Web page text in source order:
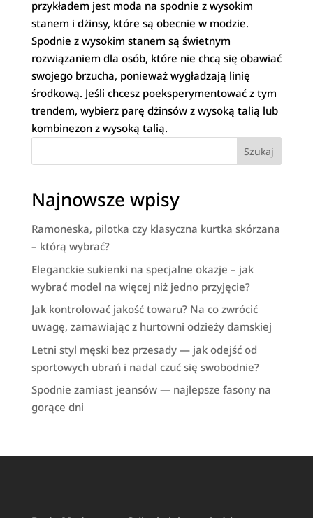
przykładem jest moda na spodnie z wysokim
stanem i dżinsy, które są obecnie w modzie.
Spodnie z wysokim stanem są świetnym
rozwiązaniem dla osób, które nie chcą się obawiać
swojego brzucha, ponieważ wygładzają linię
środkową. Jeśli chcesz poeksperymentować z tym
trendem, wybierz parę dżinsów z wysoką talią lub
kombinezon z wysoką talią.
Szukaj
Najnowsze wpisy
Ramoneska, pilotka czy klasyczna kurtka skórzana
– którą wybrać?
Eleganckie sukienki na specjalne okazje – jak
wybrać model na więcej niż jedno przyjęcie?
Jak kontrolować jakość towaru? Na co zwrócić
uwagę, zamawiając z hurtowni odzieży damskiej
Letni styl męski bez przesady — jak odejść od
sportowych ubrań i nadal czuć się swobodnie?
Spodnie zamiast jeansów — najlepsze fasony na
gorące dni